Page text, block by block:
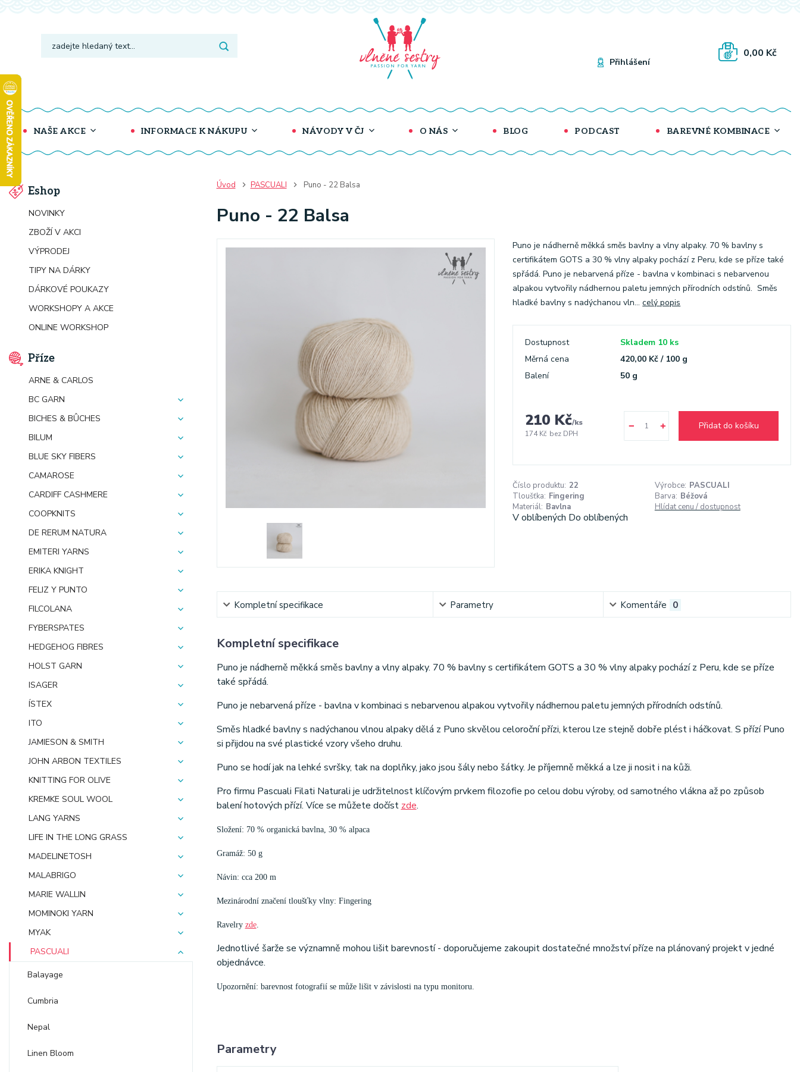
NAŠE AKCE INFORMACE K NÁKUPU NÁVODY V ČJ O NÁS BLOG PODCAST BAREVNÉ KOMBINACE
Přihlášení
0,00 Kč
Eshop
NOVINKY
ZBOŽÍ V AKCI
VÝPRODEJ
TIPY NA DÁRKY
DÁRKOVÉ POUKAZY
WORKSHOPY A AKCE
ONLINE WORKSHOP
Příze
ARNE & CARLOS
BC GARN
BICHES & BÛCHES
BILUM
BLUE SKY FIBERS
CAMAROSE
CARDIFF CASHMERE
COOPKNITS
DE RERUM NATURA
EMITERI YARNS
ERIKA KNIGHT
FELIZ Y PUNTO
FILCOLANA
FYBERSPATES
HEDGEHOG FIBRES
HOLST GARN
ISAGER
ÍSTEX
ITO
JAMIESON & SMITH
JOHN ARBON TEXTILES
KNITTING FOR OLIVE
KREMKE SOUL WOOL
LANG YARNS
LIFE IN THE LONG GRASS
MADELINETOSH
MALABRIGO
MARIE WALLIN
MOMINOKI YARN
MYAK
PASCUALI
Balayage
Cumbria
Nepal
Linen Bloom
Úvod PASCUALI Puno - 22 Balsa
Puno - 22 Balsa
Puno je nádherně měkká směs bavlny a vlny alpaky. 70 % bavlny s
certifikátem GOTS a 30 % vlny alpaky pochází z Peru, kde se příze také
spřádá. Puno je nebarvená příze - bavlna v kombinaci s nebarvenou
alpakou vytvořily nádhernou paletu jemných přírodních odstínů. Směs
hladké bavlny s nadýchanou vln...celý popis
Dostupnost
Skladem 10 ks
Měrná cena
420,00 Kč / 100 g
Balení
50 g
210 Kč/ks
174 Kč bez DPH
Přidat do košíku
Číslo produktu: 22 Výrobce: PASCUALI
Tloušťka: Fingering Barva: Béžová
Materiál: Bavlna Hlídat cenu / dostupnost
V oblíbených Do oblíbených
Kompletní specifikace Parametry Komentáře 0
Kompletní specifikace
Puno je nádherně měkká směs bavlny a vlny alpaky. 70 % bavlny s certifikátem GOTS a 30 % vlny alpaky pochází z Peru, kde se příze
také spřádá.
Puno je nebarvená příze - bavlna v kombinaci s nebarvenou alpakou vytvořily nádhernou paletu jemných přírodních odstínů.
Směs hladké bavlny s nadýchanou vlnou alpaky dělá z Puno skvělou celoroční přízi, kterou lze stejně dobře plést i háčkovat. S přízí Puno
si přijdou na své plastické vzory všeho druhu.
Puno se hodí jak na lehké svršky, tak na doplňky, jako jsou šály nebo šátky. Je příjemně měkká a lze ji nosit i na kůži.
Pro firmu Pascuali Filati Naturali je udržitelnost klíčovým prvkem filozofie po celou dobu výroby, od samotného vlákna až po způsob
balení hotových přízí. Více se můžete dočíst zde.
Složení: 70 % organická bavlna, 30 % alpaca
Gramáž: 50 g
Návin: cca 200 m
Mezinárodní značení tloušťky vlny: Fingering
Ravelry zde.
Jednotlivé šarže se významně mohou lišit barevností - doporučujeme zakoupit dostatečné množství příze na plánovaný projekt v jedné
objednávce.
Upozornění: barevnost fotografií se může lišit v závislosti na typu monitoru.
Parametry